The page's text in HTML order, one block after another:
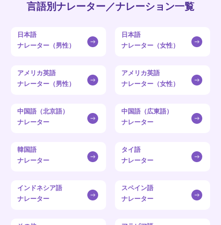
言語別ナレーター／ナレーション一覧
日本語
ナレーター（男性）
日本語
ナレーター（女性）
アメリカ英語
ナレーター（男性）
アメリカ英語
ナレーター（女性）
中国語（北京語）
ナレーター
中国語（広東語）
ナレーター
韓国語
ナレーター
タイ語
ナレーター
インドネシア語
ナレーター
スペイン語
ナレーター